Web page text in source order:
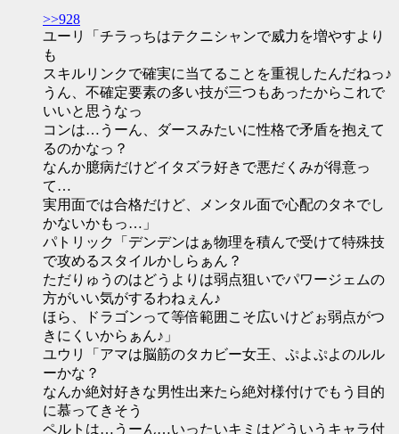
>>928
ユーリ「チラっちはテクニシャンで威力を増やすより
も
スキルリンクで確実に当てることを重視したんだねっ♪
うん、不確定要素の多い技が三つもあったからこれで
いいと思うなっ
コンは…うーん、ダースみたいに性格で矛盾を抱えて
るのかなっ？
なんか臆病だけどイタズラ好きで悪だくみが得意っ
て…
実用面では合格だけど、メンタル面で心配のタネでし
かないかもっ…」
パトリック「デンデンはぁ物理を積んで受けて特殊技
で攻めるスタイルかしらぁん？
ただりゅうのはどうよりは弱点狙いでパワージェムの
方がいい気がするわねぇん♪
ほら、ドラゴンって等倍範囲こそ広いけどぉ弱点がつ
きにくいからぁん♪」
ユウリ「アマは脳筋のタカビー女王、ぷよぷよのルル
ーかな？
なんか絶対好きな男性出来たら絶対様付けでもう目的
に慕ってきそう
ペルトは…うーん…いったいキミはどういうキャラ付